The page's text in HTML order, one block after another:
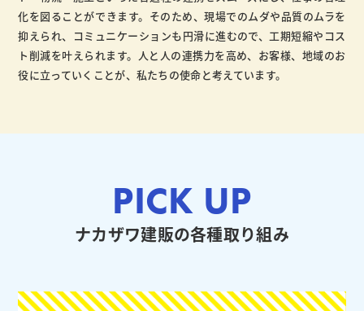
化を図ることができます。そのため、現場でのムダや品質のムラを
抑えられ、コミュニケーションも円滑に進むので、工期短縮やコス
ト削減を叶えられます。人と人の連携力を高め、お客様、地域のお
役に立っていくことが、私たちの使命と考えています。
PICK UP
ナカザワ建販の各種取り組み